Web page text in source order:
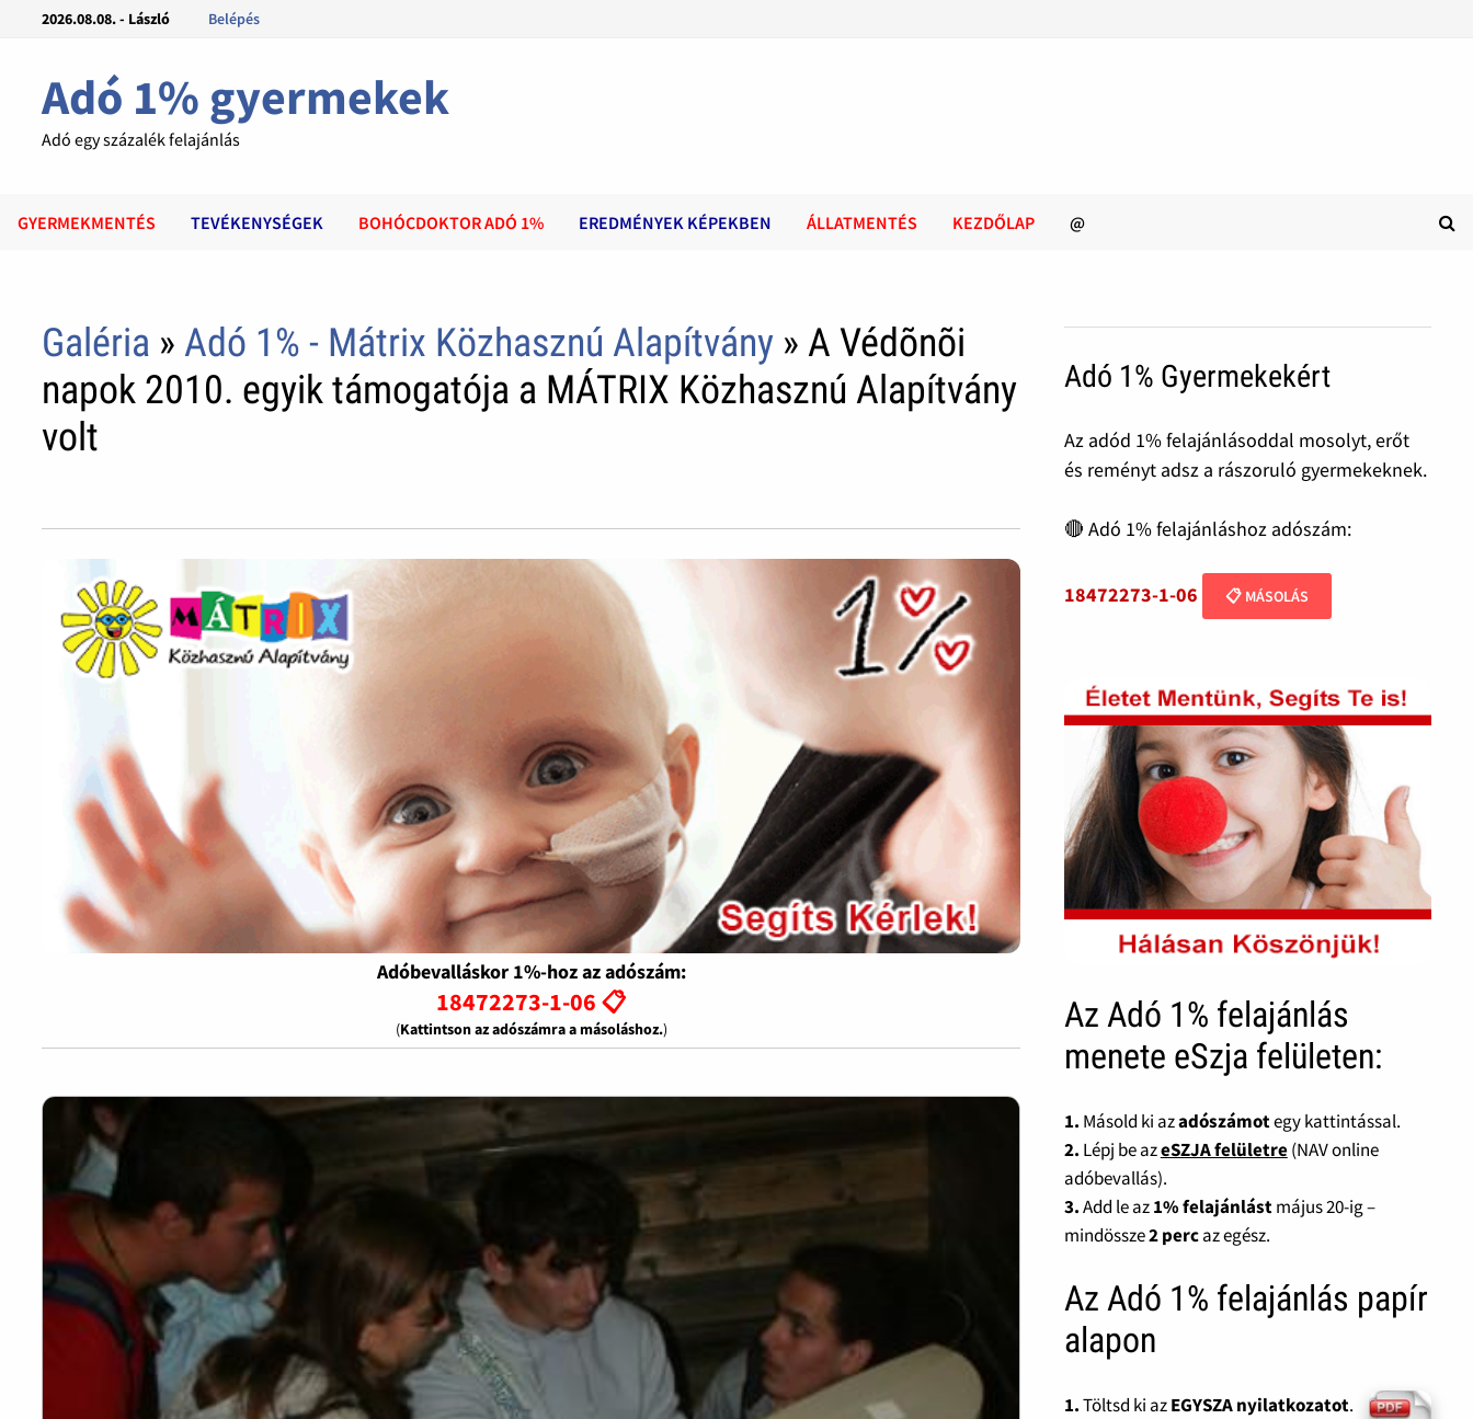
2026.08.08. - László Belépés
Adó 1% gyermekek
Adó egy százalék felajánlás
GYERMEKMENTÉS TEVÉKENYSÉGEK BOHÓCDOKTOR ADÓ 1% EREDMÉNYEK KÉPEKBEN ÁLLATMENTÉS KEZDŐLAP @
Galéria » Adó 1% - Mátrix Közhasznú Alapítvány » A Védõnõi
napok 2010. egyik támogatója a MÁTRIX Közhasznú Alapítvány
volt
Adóbevalláskor 1%-hoz az adószám:
18472273-1-06 📋
(Kattintson az adószámra a másoláshoz.)
Adó 1% Gyermekekért
Az adód 1% felajánlásoddal mosolyt, erőt
és reményt adsz a rászoruló gyermekeknek.
🔴 Adó 1% felajánláshoz adószám:
18472273-1-06 📋 MÁSOLÁS
Az Adó 1% felajánlás
menete eSzja felületen:
1. Másold ki azadószámotegy kattintással.
2. Lépj be azeSZJA felületre(NAV online
adóbevallás).
3.Add le az1% felajánlástmájus 20-ig –
mindössze2 percaz egész.
Az Adó 1% felajánlás papír
alapon
1.Töltsd ki azEGYSZA nyilatkozatot.